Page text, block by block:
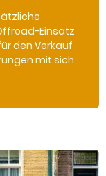
Einsatz
den Verkauf
mit sich